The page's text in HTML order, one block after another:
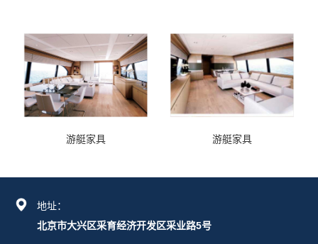
游艇家具 游艇家具
地址：
北京市大兴区采育经济开发区采业路5号